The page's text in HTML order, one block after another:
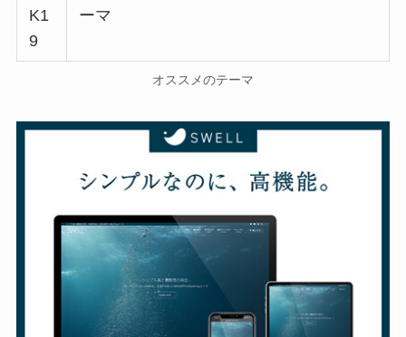
K1
9
ーマ
オススメのテーマ